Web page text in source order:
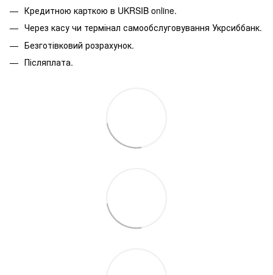
Кредитною карткою в UKRSIB online.
Через касу чи термінал самообслуговування Укрсиббанк.
Безготівковий розрахунок.
Післяплата.